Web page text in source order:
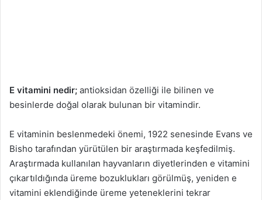
e
k
E vitamini nedir; antioksidan özelliği ile bilinen ve
besinlerde doğal olarak bulunan bir vitamindir.
E vitaminin beslenmedeki önemi, 1922 senesinde Evans ve
Bisho tarafından yürütülen bir araştırmada keşfedilmiş.
Araştırmada kullanılan hayvanların diyetlerinden e vitamini
çıkartıldığında üreme bozuklukları görülmüş, yeniden e
vitamini eklendiğinde üreme yeteneklerini tekrar